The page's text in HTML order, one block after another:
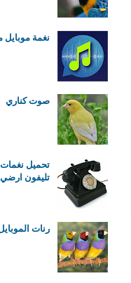
نغمة موبايل
صوت كناري
تحميل
تليفون ارضي
رنات